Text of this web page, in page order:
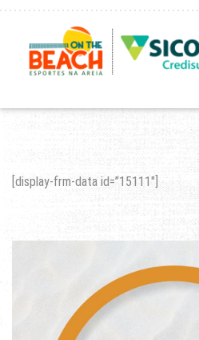
[display-frm-data id=”15111″]